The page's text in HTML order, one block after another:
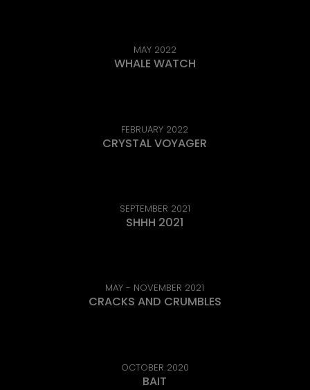
MAY 2022
WHALE WATCH
FEBRUARY 2022
CRYSTAL VOYAGER
SEPTEMBER 2021
SHHH 2021
MAY - NOVEMBER 2021
CRACKS AND CRUMBLES
OCTOBER 2020
BAIT